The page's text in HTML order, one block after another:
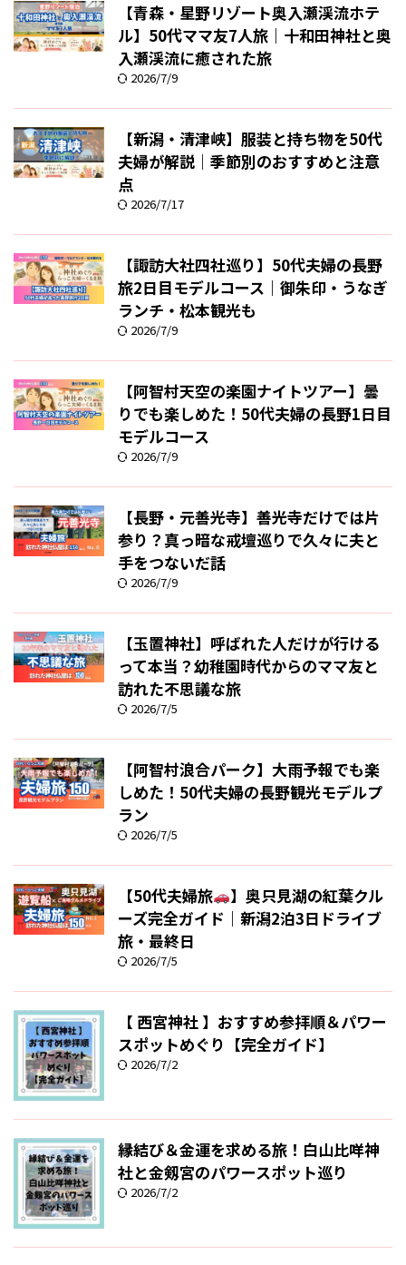
【青森・星野リゾート奥入瀬渓流ホテ
ル】50代ママ友7人旅｜十和田神社と奥
入瀬渓流に癒された旅
2026/7/9
【新潟・清津峡】服装と持ち物を50代
夫婦が解説｜季節別のおすすめと注意
点
2026/7/17
【諏訪大社四社巡り】50代夫婦の長野
旅2日目モデルコース｜御朱印・うなぎ
ランチ・松本観光も
2026/7/9
【阿智村天空の楽園ナイトツアー】曇
りでも楽しめた！50代夫婦の長野1日目
モデルコース
2026/7/9
【長野・元善光寺】善光寺だけでは片
参り？真っ暗な戒壇巡りで久々に夫と
手をつないだ話
2026/7/9
【玉置神社】呼ばれた人だけが行ける
って本当？幼稚園時代からのママ友と
訪れた不思議な旅
2026/7/5
【阿智村浪合パーク】大雨予報でも楽
しめた！50代夫婦の長野観光モデルプ
ラン
2026/7/5
【50代夫婦旅
】奥只見湖の紅葉クル
ーズ完全ガイド｜新潟2泊3日ドライブ
旅・最終日
2026/7/5
【 西宮神社 】おすすめ参拝順＆パワー
スポットめぐり【完全ガイド】
2026/7/2
縁結び＆金運を求める旅！白山比咩神
社と金剱宮のパワースポット巡り
2026/7/2